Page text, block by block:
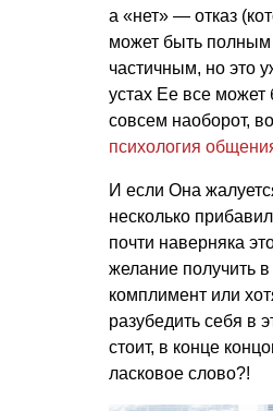
а «нет» — отказ
может быть полным
частичным, но это
устах Ее все может
совсем наоборот,
психология
И если Она
несколько
почти наверняка
желание получить в
комплимент или
разубедить себя в
стоит, в конце
ласковое слово?!